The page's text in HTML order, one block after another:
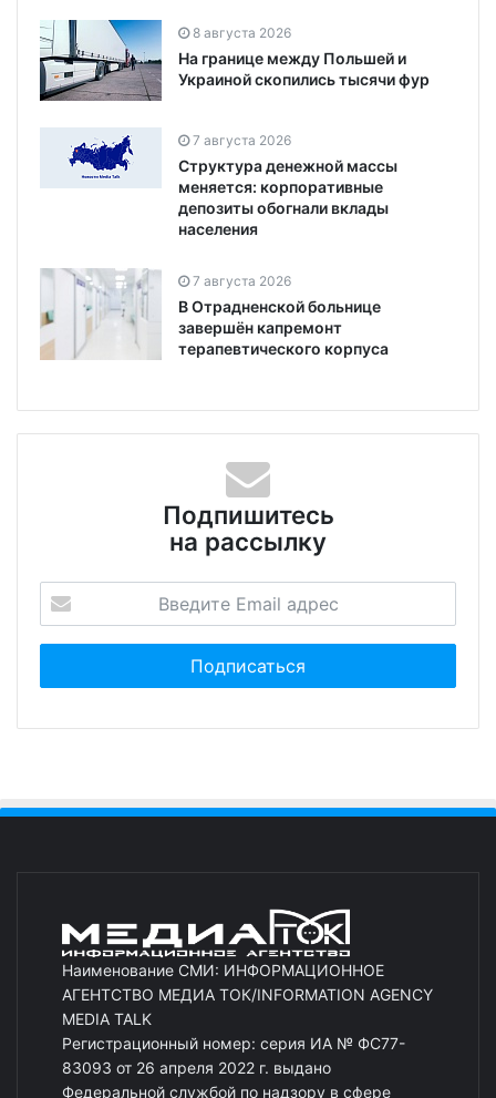
8 августа 2026
На границе между Польшей и
Украиной скопились тысячи фур
7 августа 2026
Структура денежной массы
меняется: корпоративные
депозиты обогнали вклады
населения
7 августа 2026
В Отрадненской больнице
завершён капремонт
терапевтического корпуса
Подпишитесь
на рассылку
Наименование СМИ: ИНФОРМАЦИОННОЕ
АГЕНТСТВО МЕДИА ТОК/INFORMATION AGENCY
MEDIA TALK
Регистрационный номер: серия ИА № ФС77-
83093 от 26 апреля 2022 г. выдано
Федеральной службой по надзору в сфере